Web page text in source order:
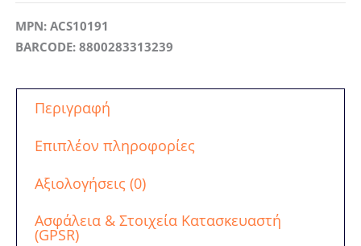
Spigen
Ultra
Clear
(ACS10191)
MPN: ACS10191
BARCODE: 8800283313239
Περιγραφή
Επιπλέον πληροφορίες
Αξιολογήσεις (0)
Ασφάλεια & Στοιχεία Κατασκευαστή
(GPSR)